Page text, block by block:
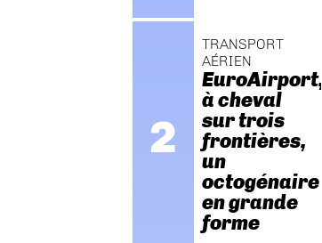
TRANSPORT
AÉRIEN
EuroAirport,
à cheval
sur trois
frontières,
un
octogénaire
en grande
forme